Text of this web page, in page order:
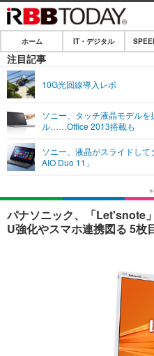
ホーム
IT・デジタル
ネタ
ショッピング
エンタメTOP
音楽
ライフ
ライフTOP
ペット
リリース一覧
プッシュ通知の停止方法
ホーム IT・デジタル
注目記事
10G光回線導入レポ
ソニー、タッチ液晶モデル
ル……Office 2013搭載も
ソニー、液晶がスライドし
AIO Duo 11」
パナソニック、「
U強化やスマホ連携図る 5枚